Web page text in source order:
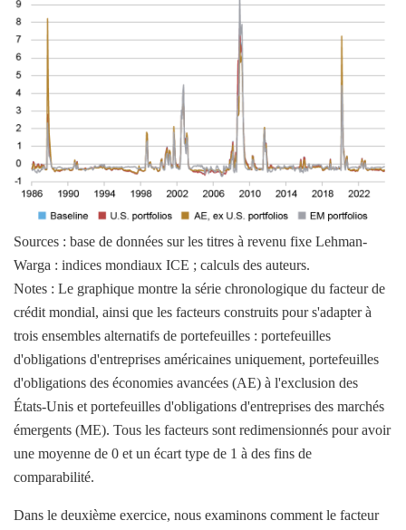
Sources : base de données sur les titres à revenu fixe Lehman-
Warga : indices mondiaux ICE ; calculs des auteurs.
Notes : Le graphique montre la série chronologique du facteur de
crédit mondial, ainsi que les facteurs construits pour s'adapter à
trois ensembles alternatifs de portefeuilles : portefeuilles
d'obligations d'entreprises américaines uniquement, portefeuilles
d'obligations des économies avancées (AE) à l'exclusion des
États-Unis et portefeuilles d'obligations d'entreprises des marchés
émergents (ME). Tous les facteurs sont redimensionnés pour avoir
une moyenne de 0 et un écart type de 1 à des fins de
comparabilité.
Dans le deuxième exercice, nous examinons comment le facteur